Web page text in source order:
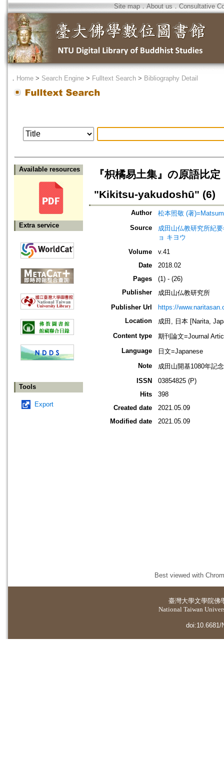
Site map．About us ． Consultative
． Home > Search Engine > Fulltext Search > Bibliography Detail
Available resources
Extra service
Tools
Export
『枳橘易土集』の原語
"Kikitsu-yakudoshū" (6)
Author
松本照敬 (著
Source
成田山仏教研究所紀
ョ キヨウ
Volume
v.41
Date
2018.02
Pages
(1) - (26)
Publisher
成田山仏教研究所
Publisher Url
https://
Location
成田, 日本 [Narita,
Content type
期刊論文=Journal
Language
日文=Japanese
Note
成田山開基1080年記念
ISSN
03854825 (P)
Hits
398
Created date
2021.05.09
Modified date
2021.05.09
Best viewed with
臺灣大學文學院佛
National Taiwan
doi:10.6681/